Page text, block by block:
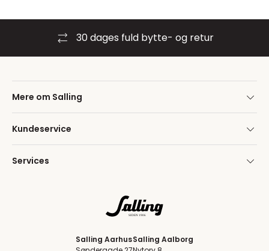
30 dages fuld bytte- og retur
Mere om Salling
Kundeservice
Services
Salling AarhusSalling Aalborg